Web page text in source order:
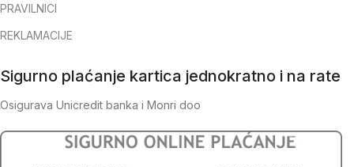
PRAVILNICI
REKLAMACIJE
Sigurno plaćanje kartica jednokratno i na rate
Osigurava Unicredit banka i Monri doo